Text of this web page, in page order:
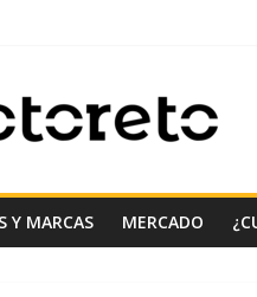
Y MARCAS MERCADO